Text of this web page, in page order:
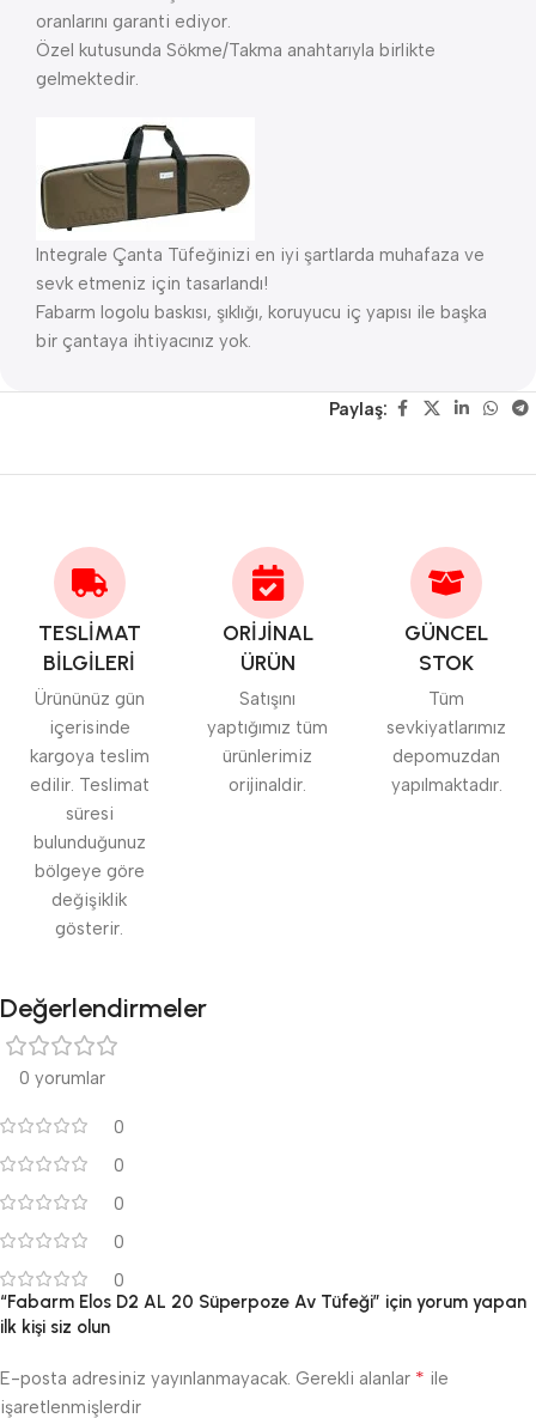
oranlarını garanti ediyor.
Özel kutusunda Sökme/Takma anahtarıyla birlikte
gelmektedir.
Integrale Çanta Tüfeğinizi en iyi şartlarda muhafaza ve
sevk etmeniz için tasarlandı!
Fabarm logolu baskısı, şıklığı, koruyucu iç yapısı ile başka
bir çantaya ihtiyacınız yok.
Paylaş:
TESLİMAT
BİLGİLERİ
Ürününüz gün
içerisinde
kargoya teslim
edilir. Teslimat
süresi
bulunduğunuz
bölgeye göre
değişiklik
gösterir.
ORİJİNAL
ÜRÜN
Satışını
yaptığımız tüm
ürünlerimiz
orijinaldir.
GÜNCEL
STOK
Tüm
sevkiyatlarımız
depomuzdan
yapılmaktadır.
Değerlendirmeler
0 yorumlar
0
0
0
0
0
“Fabarm Elos D2 AL 20 Süperpoze Av Tüfeği” için yorum yapan
ilk kişi siz olun
E-posta adresiniz yayınlanmayacak. Gerekli alanlar * ile
işaretlenmişlerdir